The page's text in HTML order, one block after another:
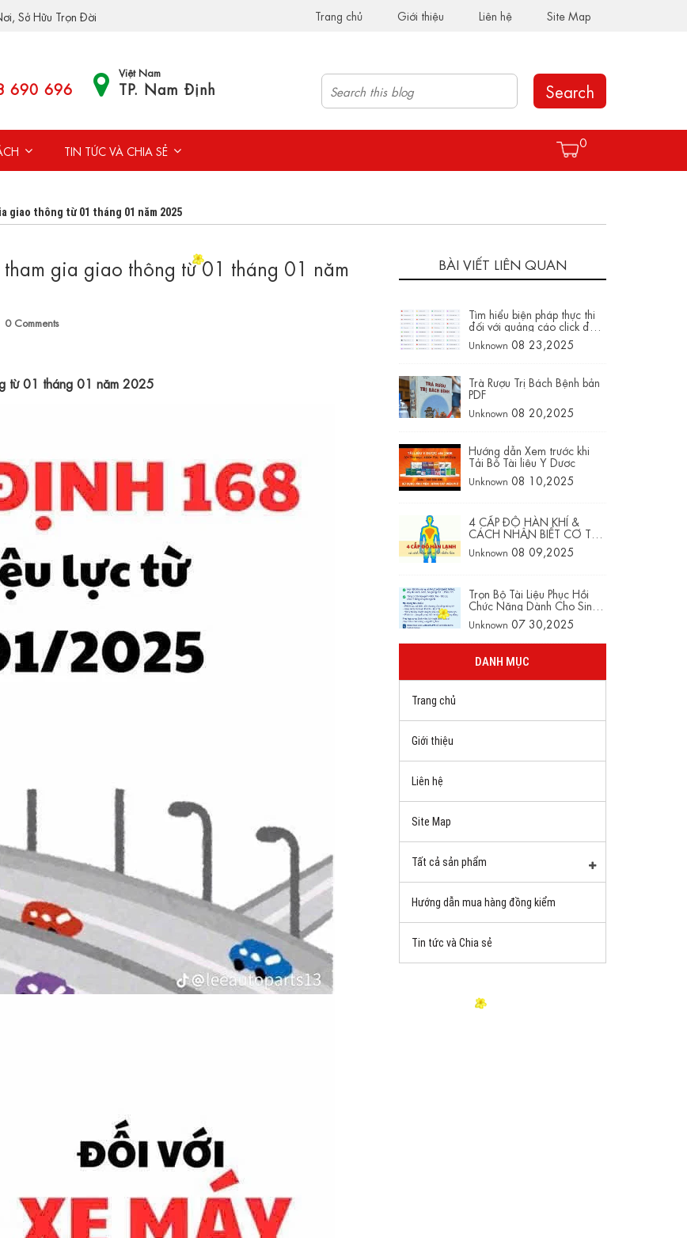
Sở Hữu Trọn Đời Trang chủ Giới thiệu Liên hệ Site Map
690 696
Việt Nam
TP. Nam Định Search
TIN TỨC VÀ CHIA SẺ
0
giao thông từ 01 tháng 01 năm 2025
gia giao thông từ 01 tháng 01 năm
0Comments
từ 01 tháng 01 năm 2025
BÀI VIẾT LIÊN QUAN
Tìm hiểu biện pháp thực thi
đối với quảng cáo click đến
Messenger
Unknown 08 23,2025
Trà Rượu Trị Bách Bệnh bản
PDF
Unknown 08 20,2025
Hướng dẫn Xem trước khi
Tải Bộ Tài liệu Y Dược
Unknown 08 10,2025
4 CẤP ĐỘ HÀN KHÍ &
CÁCH NHẬN BIẾT CƠ THỂ
ĐANG NHIỄM HÀN
Unknown 08 09,2025
Trọn Bộ Tài Liệu Phục Hồi
Chức Năng Dành Cho Sinh
Viên Và Kỹ Thuật Viên
Unknown 07 30,2025
DANH MỤC
Trang chủ
Giới thiệu
Liên hệ
Site Map
Tất cả sản phẩm
Hướng dẫn mua hàng đồng kiểm
Tin tức và Chia sẻ